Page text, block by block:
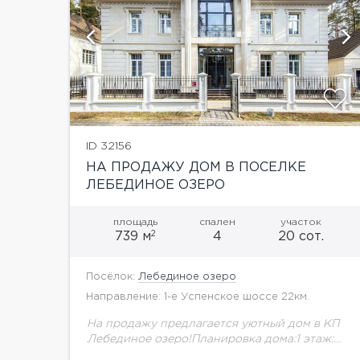
ID 32156
НА ПРОДАЖУ ДОМ В ПОСЕЛКЕ
ЛЕБЕДИНОЕ ОЗЕРО
площадь
739 м2
спален
4
участок
20 сот.
Посёлок: Лебединое озеро
Направление: 1-е Успенское шоссе 22км.
На продажу предлагается уютный дом в КП
Лебединое озеро!Планировка дома:1 этаж:
показать ещё 5 фотографий